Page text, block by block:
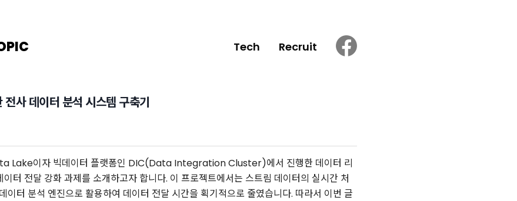
Tech Recruit
사 데이터 분석 시스템 구축기
Lake이자 빅데이터 플랫폼인 DIC(Data Integration Cluster)에서 진행한 데이터 리
터 전달 강화 과제를 소개하고자 합니다. 이 프로젝트에서는 스트림 데이터의 실시간 처
이터 분석 엔진으로 활용하여 데이터 전달 시간을 획기적으로 줄였습니다. 따라서 이번 글